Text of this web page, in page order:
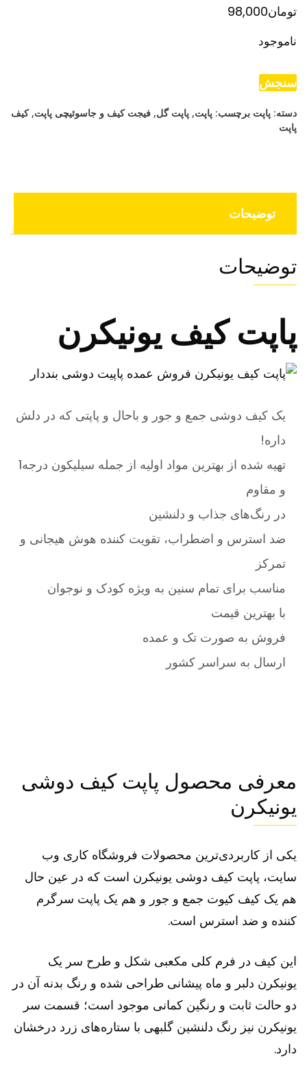
تومان98,000
ناموجود
سنجش
دسته: پاپت برچسب: پاپت, پاپت گل, فیجت کیف و جاسوئیچی پاپت,کیف
پاپت
توضیحات
توضیحات
پاپت کیف یونیکرن
یک کیف دوشی جمع و جور و باحال و پاپتی که در دلش
داره!
تهیه شده از بهترین مواد اولیه از جمله سیلیکون درجه1
و مقاوم
در رنگ‌های جذاب و دلنشین
ضد استرس و اضطراب، تقویت کننده هوش هیجانی و
تمرکز
مناسب برای تمام سنین به ویژه کودک و نوجوان
با بهترین قیمت
فروش به صورت تک و عمده
ارسال به سراسر کشور
معرفی محصول پاپت کیف دوشی
یونیکرن
یکی از کاربردی‌ترین محصولات فروشگاه کاری وب
سایت، پاپت کیف دوشی یونیکرن است که در عین حال
هم یک کیف کیوت جمع و جور و هم یک پاپت سرگرم
کننده و ضد استرس است.
این کیف در فرم کلی مکعبی شکل و طرح سر یک
یونیکرن دلبر و ماه پیشانی طراحی شده و رنگ بدنه آن در
دو حالت ثابت و رنگین کمانی موجود است؛ قسمت سر
یونیکرن نیز رنگ‌ دلنشین گلبهی با ستاره‌های زرد درخشان
دارد.